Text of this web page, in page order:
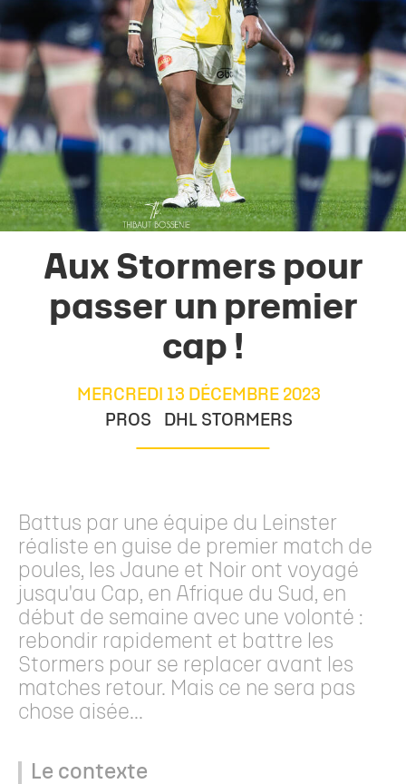
Aux Stormers pour
passer un premier
cap !
MERCREDI 13 DÉCEMBRE 2023
PROS
DHL STORMERS
Battus par une équipe du Leinster
réaliste en guise de premier match de
poules, les Jaune et Noir ont voyagé
jusqu'au Cap, en Afrique du Sud, en
début de semaine avec une volonté :
rebondir rapidement et battre les
Stormers pour se replacer avant les
matches retour. Mais ce ne sera pas
chose aisée...
Le contexte